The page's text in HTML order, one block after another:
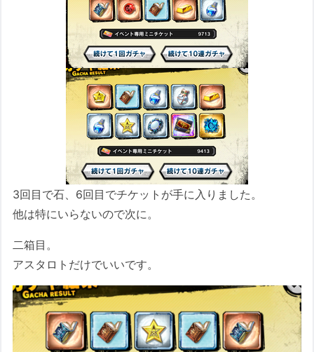
3回目で石、6回目でチケットが手に入りました。
他は特にいらないので次に。
二箱目。
アスタロトだけでいいです。